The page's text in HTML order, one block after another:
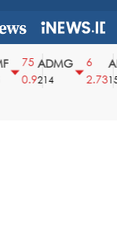
75
0.9
ADMG
214
2.73